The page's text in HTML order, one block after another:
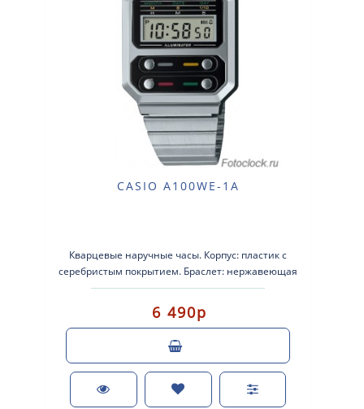
CASIO A100WE-1A
Кварцевые наручные часы. Корпус: пластик с
серебристым покрытием. Браслет: нержавеющая
сталь. Стекло: стеклопластик. Защита ..
6 490р